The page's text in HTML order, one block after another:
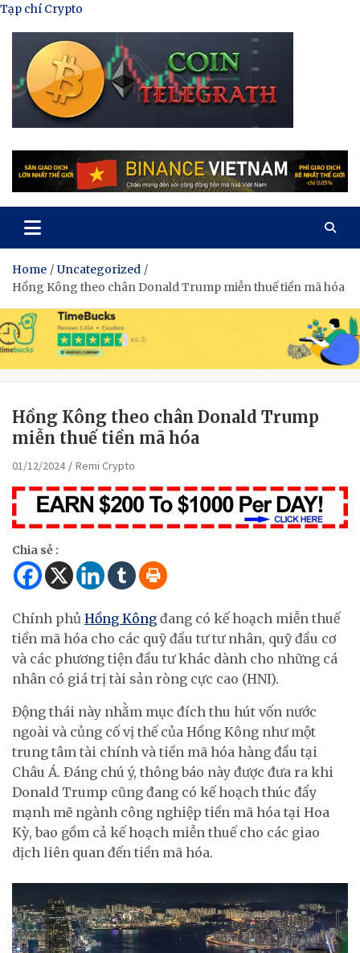
Skip
content
Tạp chí Crypto
Tạp Chí Tiền Mã Hóa
Home
Uncategorized
Hồng Kông theo chân Donald Trump miễn thuế tiền mã hóa
Hồng Kông theo chân Donald Trump
miễn thuế tiền mã hóa
01/12/2024 Remi Crypto
Chia sẻ :
Chính phủ Hồng Kông đang có kế hoạch miễn thuế
tiền mã hóa cho các quỹ đầu tư tư nhân, quỹ đầu cơ
và các phương tiện đầu tư khác dành cho những cá
nhân có giá trị tài sản ròng cực cao (HNI).
Động thái này nhằm mục đích thu hút vốn nước
ngoài và củng cố vị thế của Hồng Kông như một
trung tâm tài chính và tiền mã hóa hàng đầu tại
Châu Á. Đáng chú ý, thông báo này được đưa ra khi
Donald Trump cũng đang có kế hoạch thúc đẩy
mạnh mẽ ngành công nghiệp tiền mã hóa tại Hoa
Kỳ, bao gồm cả kế hoạch miễn thuế cho các giao
dịch liên quan đến tiền mã hóa.